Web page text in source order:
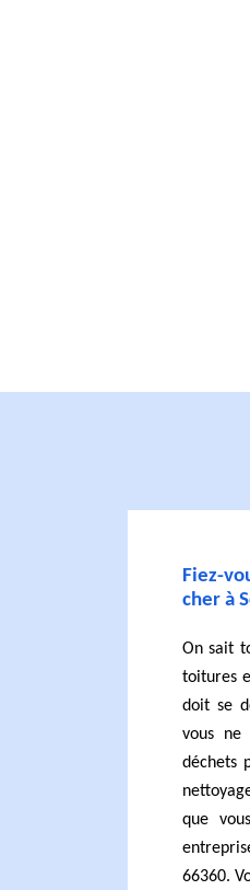
Fiez-
cher à
On sait
toitures
doit se
vous ne
déchets
que
66360.